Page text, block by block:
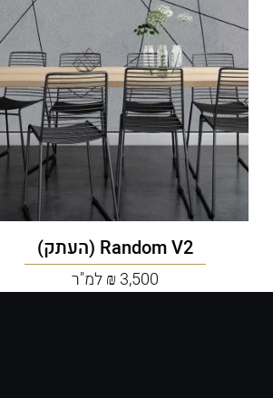
Random V2 (העתק)
3,500 ₪ למ"ר